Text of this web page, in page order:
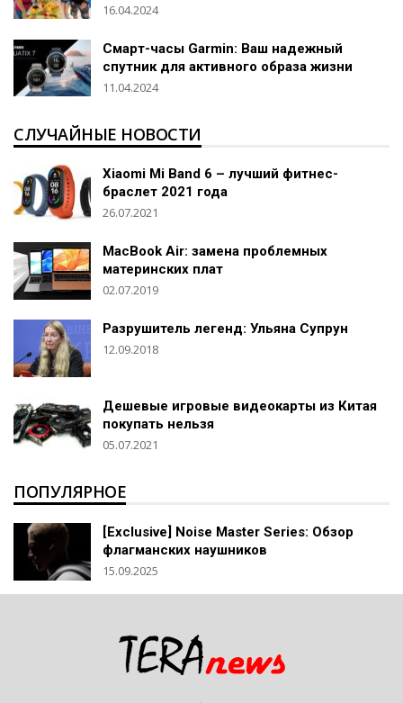
16.04.2024
Смарт-часы Garmin: Ваш надежный
спутник для активного образа жизни
11.04.2024
СЛУЧАЙНЫЕ НОВОСТИ
Xiaomi Mi Band 6 – лучший фитнес-
браслет 2021 года
26.07.2021
MacBook Air: замена проблемных
материнских плат
02.07.2019
Разрушитель легенд: Ульяна Супрун
12.09.2018
Дешевые игровые видеокарты из Китая
покупать нельзя
05.07.2021
ПОПУЛЯРНОЕ
[Exclusive] Noise Master Series: Обзор
флагманских наушников
15.09.2025